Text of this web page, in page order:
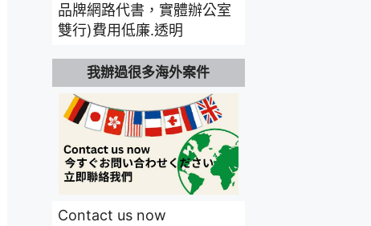
品牌網路代書，實體辦公室
雙行)費用低廉.透明
我辦過很多海外案件
Contact us now